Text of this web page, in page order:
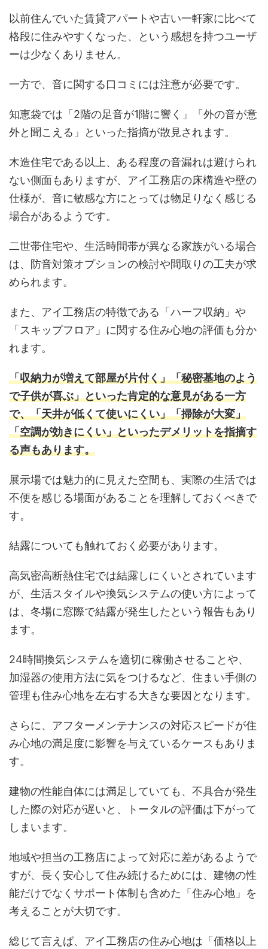
以前住んでいた賃貸アパートや古い一軒家に比べて
格段に住みやすくなった、という感想を持つユーザ
ーは少なくありません。
一方で、音に関する口コミには注意が必要です。
知恵袋では「2階の足音が1階に響く」「外の音が意
外と聞こえる」といった指摘が散見されます。
木造住宅である以上、ある程度の音漏れは避けられ
ない側面もありますが、アイ工務店の床構造や壁の
仕様が、音に敏感な方にとっては物足りなく感じる
場合があるようです。
二世帯住宅や、生活時間帯が異なる家族がいる場合
は、防音対策オプションの検討や間取りの工夫が求
められます。
また、アイ工務店の特徴である「ハーフ収納」や
「スキップフロア」に関する住み心地の評価も分か
れます。
「収納力が増えて部屋が片付く」「秘密基地のよう
で子供が喜ぶ」といった肯定的な意見がある一方
で、「天井が低くて使いにくい」「掃除が大変」
「空調が効きにくい」といったデメリットを指摘す
る声もあります。
展示場では魅力的に見えた空間も、実際の生活では
不便を感じる場面があることを理解しておくべきで
す。
結露についても触れておく必要があります。
高気密高断熱住宅では結露しにくいとされています
が、生活スタイルや換気システムの使い方によって
は、冬場に窓際で結露が発生したという報告もあり
ます。
24時間換気システムを適切に稼働させることや、
加湿器の使用方法に気をつけるなど、住まい手側の
管理も住み心地を左右する大きな要因となります。
さらに、アフターメンテナンスの対応スピードが住
み心地の満足度に影響を与えているケースもありま
す。
建物の性能自体には満足していても、不具合が発生
した際の対応が遅いと、トータルの評価は下がって
しまいます。
地域や担当の工務店によって対応に差があるようで
すが、長く安心して住み続けるためには、建物の性
能だけでなくサポート体制も含めた「住み心地」を
考えることが大切です。
総じて言えば、アイ工務店の住み心地は「価格以上